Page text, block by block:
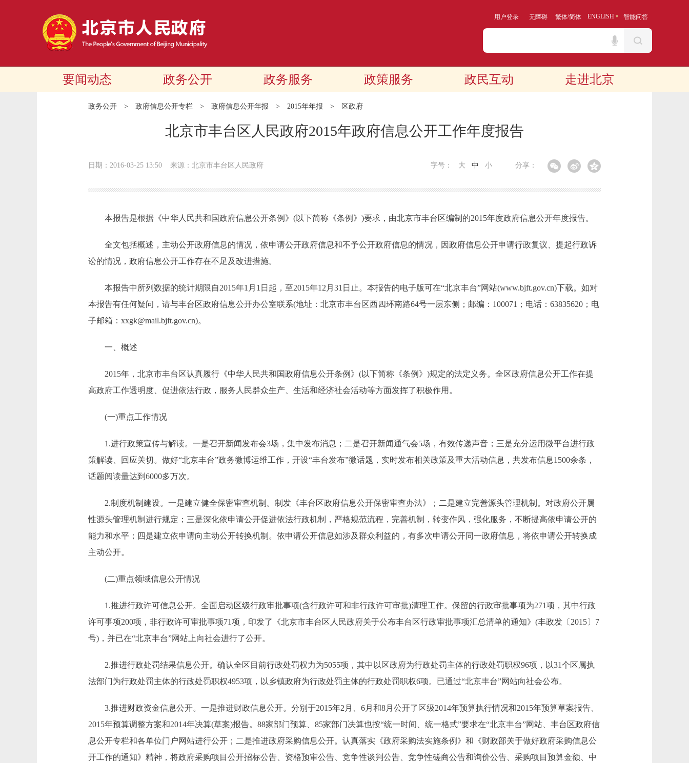
用户登录 无障碍 繁体/简体 ENGLISH 智能问答
要闻动态 政务公开 政务服务 政策服务 政民互动 走进北京
政务公开 > 政府信息公开专栏 > 政府信息公开年报 > 2015年年报 > 区政府
北京市丰台区人民政府2015年政府信息公开工作年度报告
日期：2016-03-25 13:50 来源：北京市丰台区人民政府 分享：
字号： 大 中 小
本报告是根据《中华人民共和国政府信息公开条例》(以下简称《条例》)要求，由北京市丰台区编制的2015年度政府信息公开年度报告。
全文包括概述，主动公开政府信息的情况，依申请公开政府信息和不予公开政府信息的情况，因政府信息公开申请行政复议、提起行政诉
讼的情况，政府信息公开工作存在不足及改进措施。
本报告中所列数据的统计期限自2015年1月1日起，至2015年12月31日止。本报告的电子版可在“北京丰台”网站(www.bjft.gov.cn)下载。如对
本报告有任何疑问，请与丰台区政府信息公开办公室联系(地址：北京市丰台区西四环南路64号一层东侧；邮编：100071；电话：63835620；电
子邮箱：xxgk@mail.bjft.gov.cn)。
一、概述
2015年，北京市丰台区认真履行《中华人民共和国政府信息公开条例》(以下简称《条例》)规定的法定义务。全区政府信息公开工作在提
高政府工作透明度、促进依法行政，服务人民群众生产、生活和经济社会活动等方面发挥了积极作用。
(一)重点工作情况
1.进行政策宣传与解读。一是召开新闻发布会3场，集中发布消息；二是召开新闻通气会5场，有效传递声音；三是充分运用微平台进行政
策解读、回应关切。做好“北京丰台”政务微博运维工作，开设“丰台发布”微话题，实时发布相关政策及重大活动信息，共发布信息1500余条，
话题阅读量达到6000多万次。
2.制度机制建设。一是建立健全保密审查机制。制发《丰台区政府信息公开保密审查办法》；二是建立完善源头管理机制。对政府公开属
性源头管理机制进行规定；三是深化依申请公开促进依法行政机制，严格规范流程，完善机制，转变作风，强化服务，不断提高依申请公开的
能力和水平；四是建立依申请向主动公开转换机制。依申请公开信息如涉及群众利益的，有多次申请公开同一政府信息，将依申请公开转换成
主动公开。
(二)重点领域信息公开情况
1.推进行政许可信息公开。全面启动区级行政审批事项(含行政许可和非行政许可审批)清理工作。保留的行政审批事项为271项，其中行政
许可事项200项，非行政许可审批事项71项，印发了《北京市丰台区人民政府关于公布丰台区行政审批事项汇总清单的通知》(丰政发〔2015〕7
号)，并已在“北京丰台”网站上向社会进行了公开。
2.推进行政处罚结果信息公开。确认全区目前行政处罚权力为5055项，其中以区政府为行政处罚主体的行政处罚职权96项，以31个区属执
法部门为行政处罚主体的行政处罚职权4953项，以乡镇政府为行政处罚主体的行政处罚职权6项。已通过“北京丰台”网站向社会公布。
3.推进财政资金信息公开。一是推进财政信息公开。分别于2015年2月、6月和8月公开了区级2014年预算执行情况和2015年预算草案报告、
2015年预算调整方案和2014年决算(草案)报告。88家部门预算、85家部门决算也按“统一时间、统一格式”要求在“北京丰台”网站、丰台区政府信
息公开专栏和各单位门户网站进行公开；二是推进政府采购信息公开。认真落实《政府采购法实施条例》和《财政部关于做好政府采购信息公
开工作的通知》精神，将政府采购项目公开招标公告、资格预审公告、竞争性谈判公告、竞争性磋商公告和询价公告、采购项目预算金额、中